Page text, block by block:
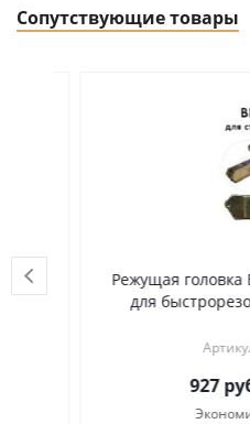
Сопутствующие товары
Режущая головка
для
927руб.
Экономия